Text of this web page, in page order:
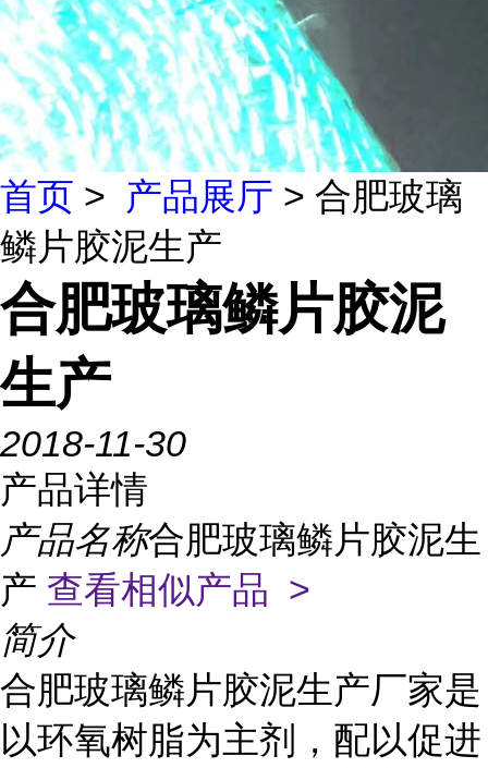
首页 > 产品展厅 > 合肥玻璃
鳞片胶泥生产
合肥玻璃鳞片胶泥
生产
2018-11-30
产品详情
产品名称合肥玻璃鳞片胶泥生
产 查看相似产品 >
简介
合肥玻璃鳞片胶泥生产厂家是
以环氧树脂为主剂，配以促进